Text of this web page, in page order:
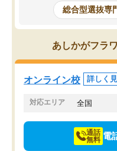
と相談すると、他の先生
ださり、客観的なアド
くことができました（志
PR等の添削において）
より自習室が解放されて
ったです。友達と好きな
し、お互いを高めあえる
総合型選抜専
あしかがフラ
オンライン校 詳しく
対応エリア 全国
通話
無料 電